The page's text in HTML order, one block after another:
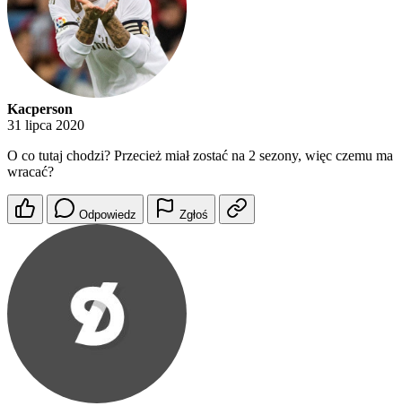
Kacperson
31 lipca 2020
O co tutaj chodzi? Przecież miał zostać na 2 sezony, więc czemu ma
wracać?
Odpowiedz Zgłoś